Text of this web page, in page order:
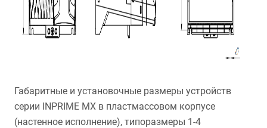
Габаритные и установочные размеры устройств
серии INPRIME MX в пластмассовом корпусе
(настенное исполнение), типоразмеры 1-4